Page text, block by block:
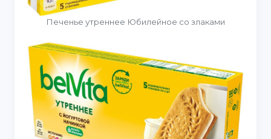
Печенье утреннее Юбилейное со злаками